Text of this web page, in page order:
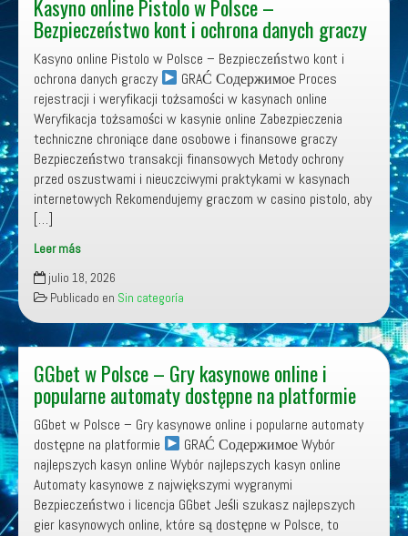
contactar
con
Brandmeister
EA.
Kasyno online Pistolo w Polsce –
Bezpieczeństwo kont i ochrona danych graczy
Kasyno online Pistolo w Polsce – Bezpieczeństwo kont i
ochrona danych graczy
GRAĆ Содержимое Proces
rejestracji i weryfikacji tożsamości w kasynach online
Weryfikacja tożsamości w kasynie online Zabezpieczenia
techniczne chroniące dane osobowe i finansowe graczy
Bezpieczeństwo transakcji finansowych Metody ochrony
przed oszustwami i nieuczciwymi praktykami w kasynach
internetowych Rekomendujemy graczom w casino pistolo, aby
[…]
Kasyno
online
Pistolo
–
Bezpieczeństwo
kont
ochrona
danych
graczy
julio 18, 2026
Sin categoría
GGbet w Polsce – Gry kasynowe online i
popularne automaty dostępne na platformie
GGbet w Polsce – Gry kasynowe online i popularne automaty
dostępne na platformie
GRAĆ Содержимое Wybór
najlepszych kasyn online Wybór najlepszych kasyn online
Automaty kasynowe z największymi wygranymi
Bezpieczeństwo i licencja GGbet Jeśli szukasz najlepszych